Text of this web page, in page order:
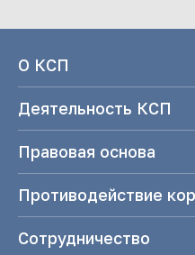
О КСП
Деятельность КСП
Правовая основа
Противодействие
Сотрудничество